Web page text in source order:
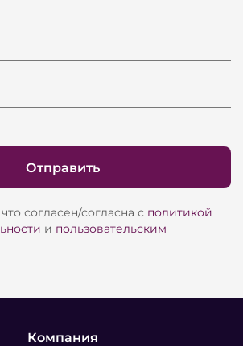
согласен/согласна с политикой
и пользовательским
Отправить
Компания